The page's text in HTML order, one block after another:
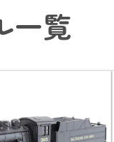
一覧